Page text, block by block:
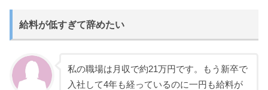
給料が低すぎて辞めたい
私の職場は月収で約21万円です。もう新卒で
入社して4年も経っているのに一円も給料が